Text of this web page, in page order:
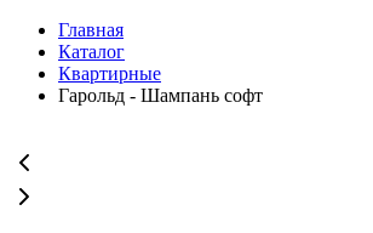
Главная
Каталог
Квартирные
Гарольд - Шампань софт